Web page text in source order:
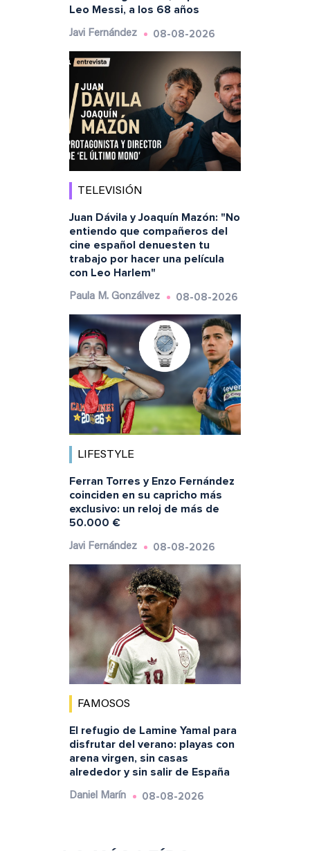
Leo Messi, a los 68 años
Javi Fernández 08-08-2026
TELEVISIÓN
Juan Dávila y Joaquín Mazón: "No
entiendo que compañeros del
cine español denuesten tu
trabajo por hacer una película
con Leo Harlem"
Paula M. Gonzálvez 08-08-2026
LIFESTYLE
Ferran Torres y Enzo Fernández
coinciden en su capricho más
exclusivo: un reloj de más de
50.000 €
Javi Fernández 08-08-2026
FAMOSOS
El refugio de Lamine Yamal para
disfrutar del verano: playas con
arena virgen, sin casas
alrededor y sin salir de España
Daniel Marín 08-08-2026